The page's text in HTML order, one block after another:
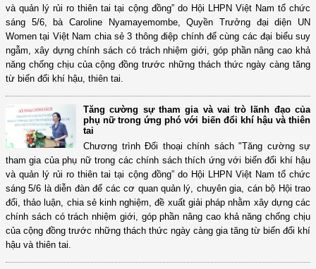
và quản lý rủi ro thiên tai tại cộng đồng” do Hội LHPN Việt Nam tổ chức
sáng 5/6, bà Caroline Nyamayemombe, Quyền Trưởng đại diện UN
Women tại Việt Nam chia sẻ 3 thông điệp chính để cùng các đại biểu suy
ngẫm, xây dựng chính sách có trách nhiệm giới, góp phần nâng cao khả
năng chống chịu của cộng đồng trước những thách thức ngày càng tăng
từ biến đổi khí hậu, thiên tai.
Tăng cường sự tham gia và vai trò lãnh đạo của
phụ nữ trong ứng phó với biến đổi khí hậu và thiên
tai
Chương trình Đối thoại chính sách "Tăng cường sự
tham gia của phụ nữ trong các chính sách thích ứng với biến đổi khí hậu
và quản lý rủi ro thiên tai tại cộng đồng” do Hội LHPN Việt Nam tổ chức
sáng 5/6 là diễn đàn để các cơ quan quản lý, chuyên gia, cán bộ Hội trao
đổi, thảo luận, chia sẻ kinh nghiệm, đề xuất giải pháp nhằm xây dựng các
chính sách có trách nhiệm giới, góp phần nâng cao khả năng chống chịu
của cộng đồng trước những thách thức ngày càng gia tăng từ biến đổi khí
hậu và thiên tai.